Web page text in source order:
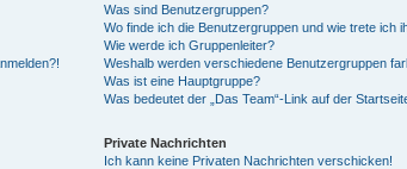
Was sind Benutzergruppen?
Wo finde ich die Benutzergruppen und wie trete ich
Wie werde ich Gruppenleiter?
Weshalb werden verschiedene Benutzergruppen
Was ist eine Hauptgruppe?
Was bedeutet der „Das Team“-Link auf der
Private Nachrichten
Ich kann keine Privaten Nachrichten verschicken!